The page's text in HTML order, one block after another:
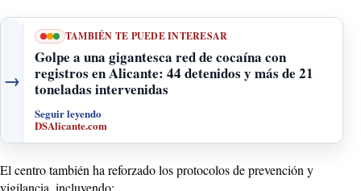
→
TAMBIÉN TE PUEDE INTERESAR
Golpe a una gigantesca red de cocaína con
registros en Alicante: 44 detenidos y más de 21
toneladas intervenidas
Seguir leyendo
DSAlicante.com
El centro también ha reforzado los protocolos de prevención y
vigilancia, incluyendo: